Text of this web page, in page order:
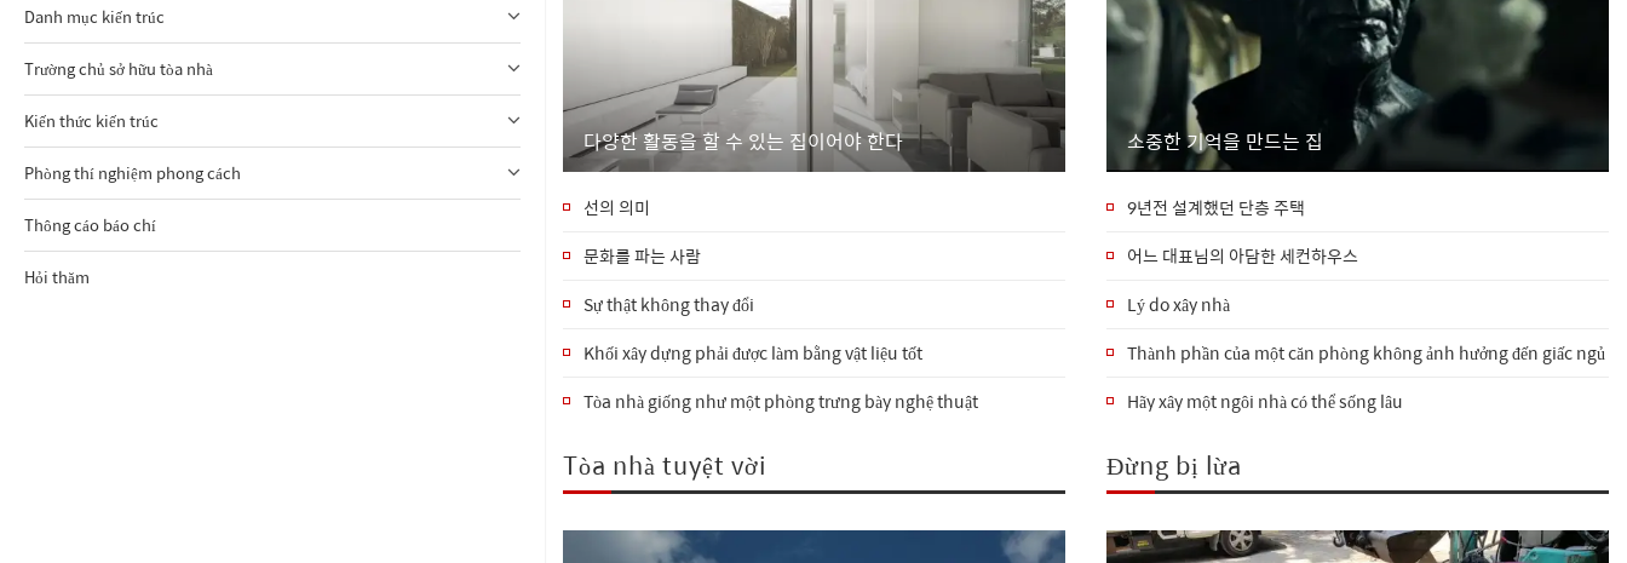
Danh mục kiến trúc
Trường chủ sở hữu tòa nhà
Kiến thức kiến trúc
Phòng thí nghiệm phong cách
Thông cáo báo chí
Hỏi thăm
다양한 활동을 할 수 있는 집이어야 한다
선의 의미
문화를 파는 사람
Sự thật không thay đổi
Khối xây dựng phải được làm bằng vật liệu tốt
Tòa nhà giống như một phòng trưng bày nghệ thuật
소중한 기억을 만드는 집
9년전 설계했던 단층 주택
어느 대표님의 아담한 세컨하우스
Lý do xây nhà
Thành phần của một căn phòng không ảnh hưởng đến giấc ngủ
Hãy xây một ngôi nhà có thể sống lâu
Tòa nhà tuyệt vời Đừng bị lừa